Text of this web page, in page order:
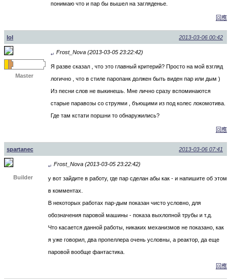
понимаю что и пар бы вышел на загляденье.
回應
lol 2013-03-06 00:42
Master
↵ Frost_Nova (2013-03-05 23:22:42)
Я разве сказал , что это главный критерий? Просто на мой взгляд
логично , что в стиле паропанк должен быть виден пар или дым )
Из песни слов не выкинешь. Мне лично сразу вспоминаются
старые паравозы со струями , бъющими из под колес локомотива.
Где там кстати поршни то обнаружились?
回應
spartanec 2013-03-06 07:41
Builder
↵ Frost_Nova (2013-03-05 23:22:42)
у вот зайдите в работу, где пар сделан абы как - и напишите об этом
в комментах.
В некоторых работах пар-дым показан чисто условно, для
обозначения паровой машины - показа выхлопной трубы и т.д.
Что касается данной работы, никаких механизмов не показано, как
я уже говорил, два пропеллера очень условны, а реактор, да еще
паровой вообще фантастика.
回應